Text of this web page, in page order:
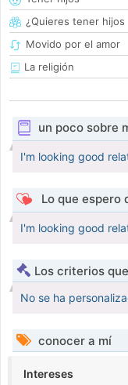
¿Quieres tener hijos
Movido por el amor
La religión
un poco sobre
I'm looking good
Lo que espero
I'm looking good
Los criterios
No se ha
conocer a mí
Intereses